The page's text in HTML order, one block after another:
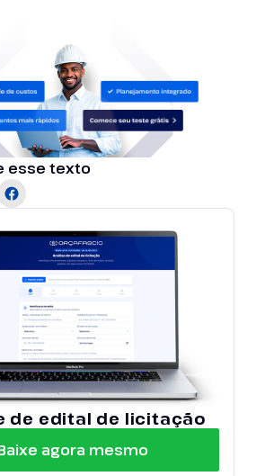
esse texto
de edital de licitação
agora mesmo